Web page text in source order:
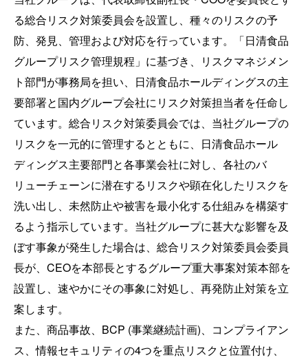
る総合リスク対策委員会を設置し、種々のリスクの予
防、発見、管理および対応を行っています。「日清食品
グループリスク管理規程」に基づき、リスクマネジメン
ト部門が事務局を担い、日清食品ホールディングスの主
要部署と国内グループ会社にリスク対策担当者を任命し
ています。総合リスク対策委員会では、当社グループの
リスクを一元的に管理するとともに、日清食品ホール
ディングス主要部門と各事業会社に対し、各社のバ
リューチェーンに潜在するリスクや顕在化したリスクを
洗い出し、未然防止や被害を最小化する仕組みを構築す
るよう指示しています。当社グループに甚大な影響を及
ぼす事象が発生した場合は、総合リスク対策委員会委員
長が、CEOを本部長とするグループ重大事案対策本部を
設置し、速やかにその事象に対処し、再発防止対策を立
案します。
また、商品事故、BCP (事業継続計画)、コンプライアン
ス、情報セキュリティの4つを重点リスクと位置付け、